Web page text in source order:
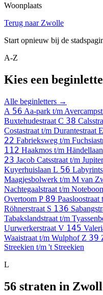
Woonplaats
Terug naar Zwolle
Start opnieuw bij de
A-Z
Kies een
Alle beginletters →
A 56 Aa-park t/m
Buxtehudestraat C 38
Costastraat t/m Durantestraat E
22 Fabrieksweg t/m
112 Haakmos t/m Händellaan
23 Jacob Catsstraat t/m
Kuyerhuislaan L 56
Maagjesbolwerk t/m M van
Nachtegaalstraat t/m
Overtoom P 89 Paasloostraat
Röhnerstraat S 136
Tabakslandstraat t/m
Uurwerkerstraat V 145
Waaistraat t/m Wulphof Z 39
Streekien t/m 't Streekien
L
56 straten in